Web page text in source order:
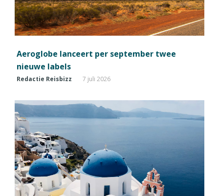
Aeroglobe lanceert per september twee
nieuwe labels
Redactie Reisbizz 7 juli 2026